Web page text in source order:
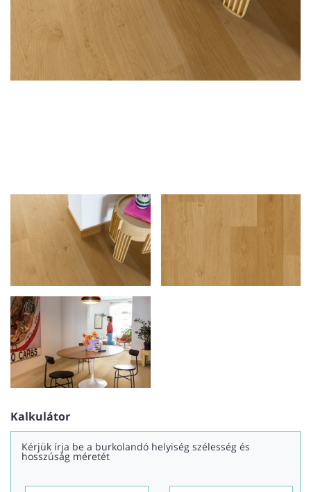
Kalkulátor
Kérjük írja be a burkolandó helyiség szélesség és
hosszúság méretét